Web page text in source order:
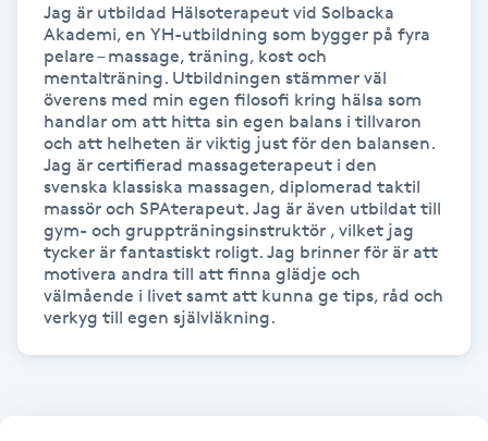
Friskvård
Friskvårdsmassage
Frisör
Funktionsanalys
Färgning
Jag är utbildad Hälsoterapeut vid Solbacka
Akademi, en YH-utbildning som bygger på fyra
pelare – massage, träning, kost och
mentalträning. Utbildningen stämmer väl
överens med min egen filosofi kring hälsa som
handlar om att hitta sin egen balans i tillvaron
och att helheten är viktig just för den balansen.
Jag är certifierad massageterapeut i den
svenska klassiska massagen, diplomerad taktil
massör och SPAterapeut. Jag är även utbildat till
gym- och gruppträningsinstruktör , vilket jag
tycker är fantastiskt roligt. Jag brinner för är att
motivera andra till att finna glädje och
välmående i livet samt att kunna ge tips, råd och